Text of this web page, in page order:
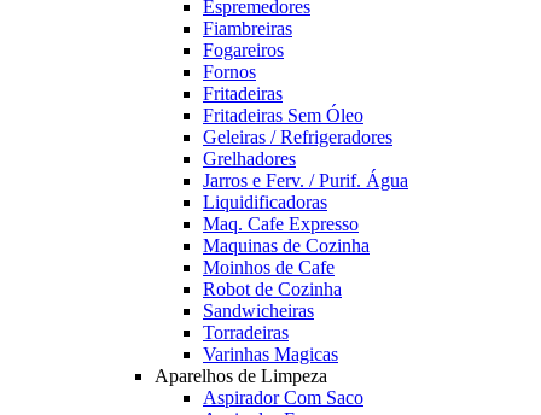
Espremedores
Fiambreiras
Fogareiros
Fornos
Fritadeiras
Fritadeiras Sem Óleo
Geleiras / Refrigeradores
Grelhadores
Jarros e Ferv. / Purif. Água
Liquidificadoras
Maq. Cafe Expresso
Maquinas de Cozinha
Moinhos de Cafe
Robot de Cozinha
Sandwicheiras
Torradeiras
Varinhas Magicas
Aparelhos de Limpeza
Aspirador Com Saco